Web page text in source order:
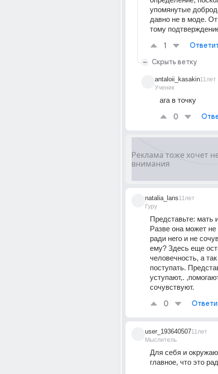
упомянутые
давно не в моде.
тому
1
Скрыть ветку
antaloii_kasakin
Ученик
11лет
ага в точку
0
natalia_lans
Гуру
11лет
Представьте: мать
Разве она может не
ради него и не
ему? Здесь еще
человечность, а
поступать.
уступают,.
сочувствуют.
0
user_193640507
Мыслитель
11лет
Для себя и
главное, что это